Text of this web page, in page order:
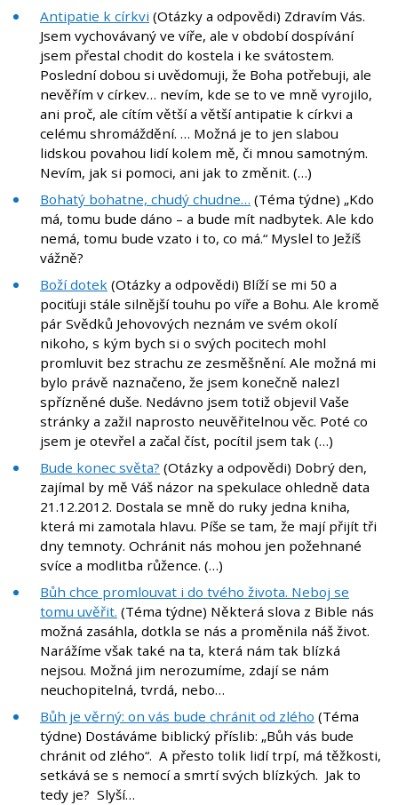
Antipatie k církvi (Otázky a odpovědi) Zdravím Vás.
Jsem vychovávaný ve víře, ale v období dospívání
jsem přestal chodit do kostela i ke svátostem.
Poslední dobou si uvědomuji, že Boha potřebuji, ale
nevěřím v církev… nevím, kde se to ve mně vyrojilo,
ani proč, ale cítím větší a větší antipatie k církvi a
celému shromáždění. … Možná je to jen slabou
lidskou povahou lidí kolem mě, či mnou samotným.
Nevím, jak si pomoci, ani jak to změnit. (…)
Bohatý bohatne, chudý chudne… (Téma týdne) „Kdo
má, tomu bude dáno – a bude mít nadbytek. Ale kdo
nemá, tomu bude vzato i to, co má.“ Myslel to Ježíš
vážně?
Boží dotek (Otázky a odpovědi) Blíží se mi 50 a
pociťuji stále silnější touhu po víře a Bohu. Ale kromě
pár Svědků Jehovových neznám ve svém okolí
nikoho, s kým bych si o svých pocitech mohl
promluvit bez strachu ze zesměšnění. Ale možná mi
bylo právě naznačeno, že jsem konečně nalezl
spřízněné duše. Nedávno jsem totiž objevil Vaše
stránky a zažil naprosto neuvěřitelnou věc. Poté co
jsem je otevřel a začal číst, pocítil jsem tak (…)
Bude konec světa? (Otázky a odpovědi) Dobrý den,
zajímal by mě Váš názor na spekulace ohledně data
21.12.2012. Dostala se mně do ruky jedna kniha,
která mi zamotala hlavu. Píše se tam, že mají přijít tři
dny temnoty. Ochránit nás mohou jen požehnané
svíce a modlitba růžence. (…)
Bůh chce promlouvat i do tvého života. Neboj se
tomu uvěřit. (Téma týdne) Některá slova z Bible nás
možná zasáhla, dotkla se nás a proměnila náš život.
Narážíme však také na ta, která nám tak blízká
nejsou. Možná jim nerozumíme, zdají se nám
neuchopitelná, tvrdá, nebo…
Bůh je věrný: on vás bude chránit od zlého (Téma
týdne) Dostáváme biblický příslib: „Bůh vás bude
chránit od zlého“. A přesto tolik lidí trpí, má těžkosti,
setkává se s nemocí a smrtí svých blízkých. Jak to
tedy je? Slyší…